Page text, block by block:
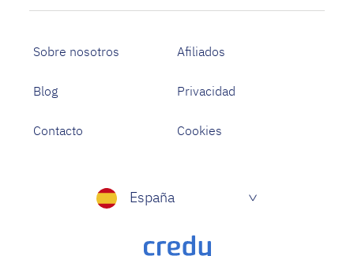
Sobre nosotros Afiliados
Blog Privacidad
Contacto Cookies
España